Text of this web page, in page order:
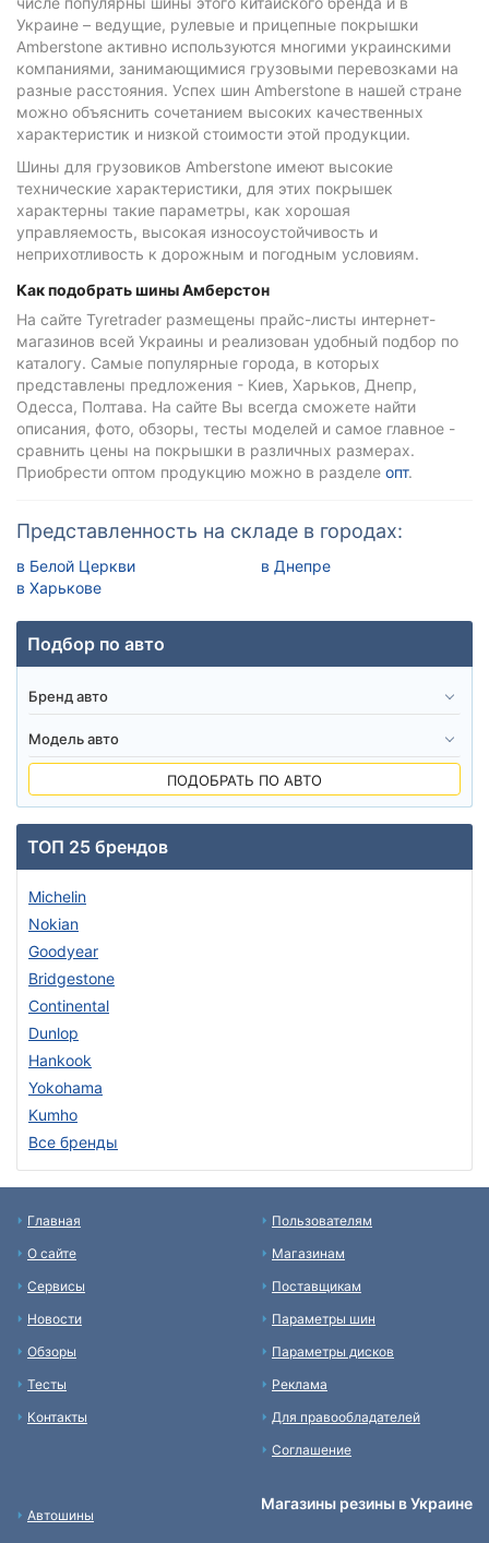
Украине – ведущие, рулевые и прицепные покрышки
Amberstone активно используются многими украинскими
компаниями, занимающимися грузовыми перевозками на
разные расстояния. Успех шин Amberstone в нашей стране
можно объяснить сочетанием высоких качественных
характеристик и низкой стоимости этой продукции.
Шины для грузовиков Amberstone имеют высокие
технические характеристики, для этих покрышек
характерны такие параметры, как хорошая
управляемость, высокая износоустойчивость и
неприхотливость к дорожным и погодным условиям.
Как подобрать шины Амберстон
На сайте Tyretrader размещены прайс-листы интернет-
магазинов всей Украины и реализован удобный подбор по
каталогу. Самые популярные города, в которых
представлены предложения - Киев, Харьков, Днепр,
Одесса, Полтава. На сайте Вы всегда сможете найти
описания, фото, обзоры, тесты моделей и самое главное -
сравнить цены на покрышки в различных размерах.
Приобрести оптом продукцию можно в разделе опт.
Представленность на складе в городах:
в Белой Церкви
в Днепре
в Харькове
Подбор по авто
ПОДОБРАТЬ ПО АВТО
ТОП 25 брендов
Michelin
Nokian
Goodyear
Bridgestone
Continental
Dunlop
Hankook
Yokohama
Kumho
Все бренды
Главная
О сайте
Сервисы
Новости
Обзоры
Тесты
Контакты
Пользователям
Магазинам
Поставщикам
Параметры шин
Параметры дисков
Реклама
Для правообладателей
Соглашение
Автошины
Магазины резины в Украине